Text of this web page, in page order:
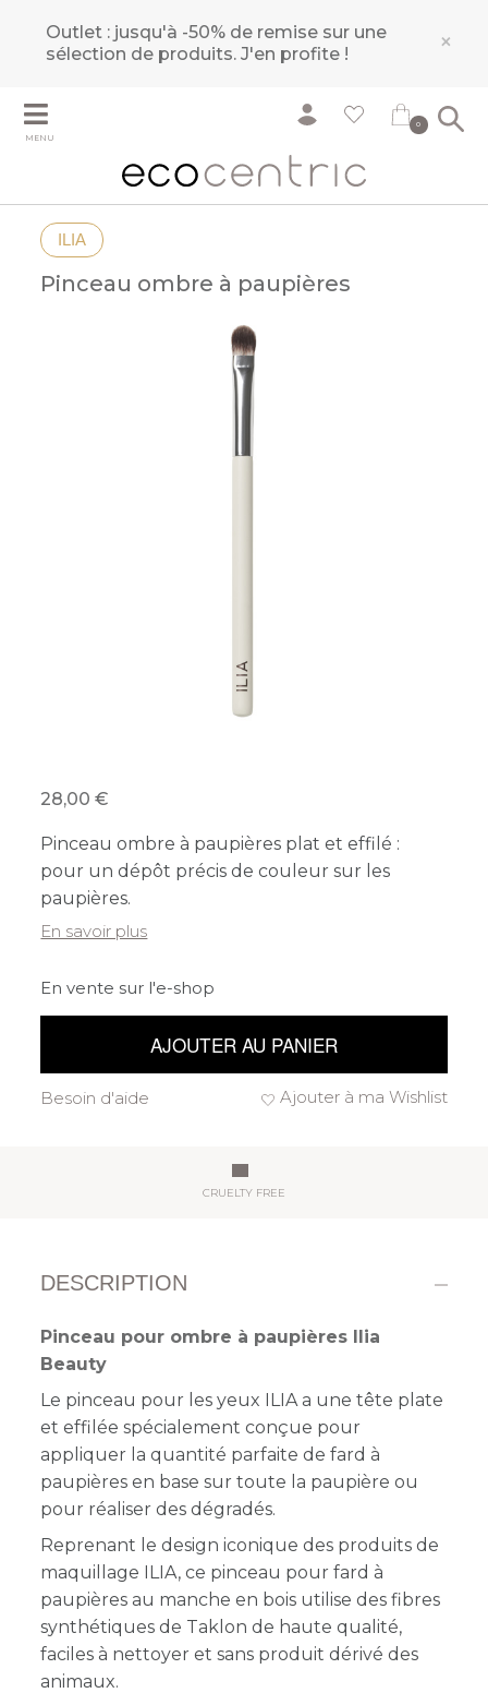
Outlet : jusqu'à -50% de remise sur une
sélection de produits.J'en profite ! ×
MENU
0
ILIA
Pinceau ombre à paupières
28,00
Pinceau ombre à paupières plat et effilé :
pour un dépôt précis de couleur sur les
paupières.
En savoir plus
En vente sur l'e-shop
AJOUTER AU PANIER
Ajouter à ma Wishlist
Besoin d'aide
CRUELTY FREE
DESCRIPTION
Pinceau pour ombre à paupières Ilia
Beauty
Le pinceau pour les yeux ILIA a une tête plate
et effilée spécialement conçue pour
appliquer la quantité parfaite de fard à
paupières en base sur toute la paupière ou
pour réaliser des dégradés.
Reprenant le design iconique des produits de
maquillage ILIA, ce pinceau pour fard à
paupières au manche en bois utilise des fibres
synthétiques de Taklon de haute qualité,
faciles à nettoyer et sans produit dérivé des
animaux.